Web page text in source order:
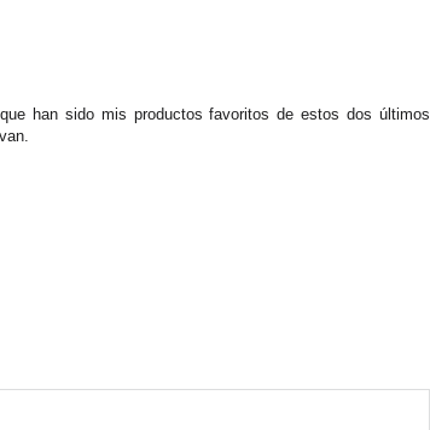
han sido mis productos favoritos de estos dos últimos